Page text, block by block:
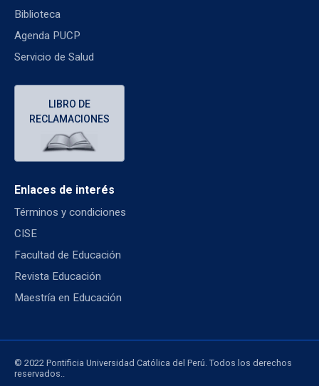
Biblioteca
Agenda PUCP
Servicio de Salud
LIBRO DE
RECLAMACIONES
Enlaces de interés
Términos y condiciones
CISE
Facultad de Educación
Revista Educación
Maestría en Educación
© 2022 Pontificia Universidad Católica del Perú. Todos los derechos
reservados..